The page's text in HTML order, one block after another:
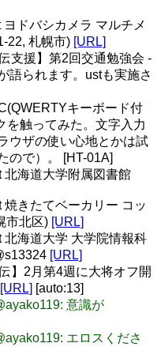
ヨドバシカメラ マルチメ
22, 札幌市) [URL]
支援】第2回交通勉強会 -
語られます。ustも実施さ
キーボード付
を触ってみた。文字入力
ウザの使い心地とかは試
ので）。 [HT-01A]
北海道大学附属図書館
焼きたてベーカリー コッ
市北区) [URL]
北海道大学 大学院情報科
[URL]
】2月第4週に大将オフ開
[URL] [auto:13]
意識が
エロスくださ